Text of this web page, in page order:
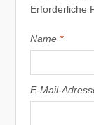
Erforderliche
Name *
E-Mail-